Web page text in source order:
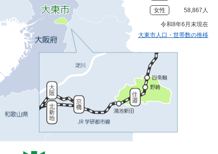
女性 58,867人
令和8年6月末現在
大東市人口・世帯数の推移